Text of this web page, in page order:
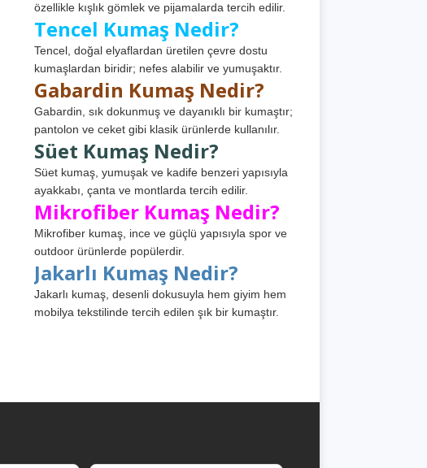
özellikle kışlık gömlek ve pijamalarda tercih edilir.
Tencel Kumaş Nedir?
Tencel, doğal elyaflardan üretilen çevre dostu
kumaşlardan biridir; nefes alabilir ve yumuşaktır.
Gabardin Kumaş Nedir?
Gabardin, sık dokunmuş ve dayanıklı bir kumaştır;
pantolon ve ceket gibi klasik ürünlerde kullanılır.
Süet Kumaş Nedir?
Süet kumaş, yumuşak ve kadife benzeri yapısıyla
ayakkabı, çanta ve montlarda tercih edilir.
Mikrofiber Kumaş Nedir?
Mikrofiber kumaş, ince ve güçlü yapısıyla spor ve
outdoor ürünlerde popülerdir.
Jakarlı Kumaş Nedir?
Jakarlı kumaş, desenli dokusuyla hem giyim hem
mobilya tekstilinde tercih edilen şık bir kumaştır.